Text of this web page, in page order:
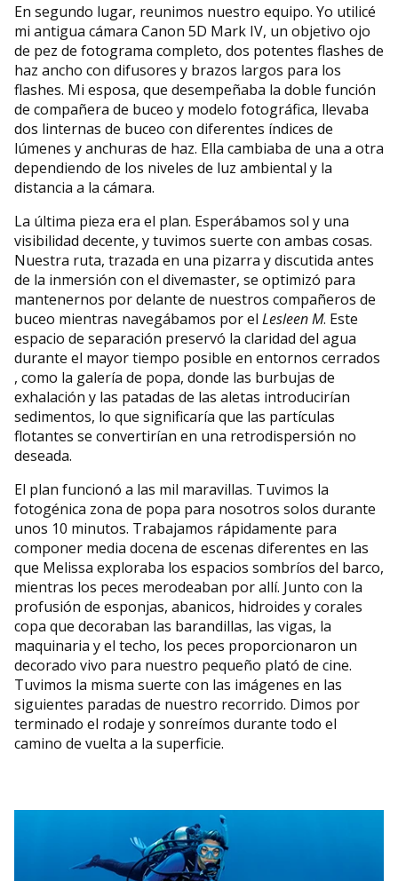
En segundo lugar, reunimos nuestro equipo. Yo utilicé
mi antigua cámara Canon 5D Mark IV, un objetivo ojo
de pez de fotograma completo, dos potentes flashes de
haz ancho con difusores y brazos largos para los
flashes. Mi esposa, que desempeñaba la doble función
de compañera de buceo y modelo fotográfica, llevaba
dos linternas de buceo con diferentes índices de
lúmenes y anchuras de haz. Ella cambiaba de una a otra
dependiendo de los niveles de luz ambiental y la
distancia a la cámara.
La última pieza era el plan. Esperábamos sol y una
visibilidad decente, y tuvimos suerte con ambas cosas.
Nuestra ruta, trazada en una pizarra y discutida antes
de la inmersión con el divemaster, se optimizó para
mantenernos por delante de nuestros compañeros de
buceo mientras navegábamos por el Lesleen M. Este
espacio de separación preservó la claridad del agua
durante el mayor tiempo posible en entornos cerrados
, como la galería de popa, donde las burbujas de
exhalación y las patadas de las aletas introducirían
sedimentos, lo que significaría que las partículas
flotantes se convertirían en una retrodispersión no
deseada.
El plan funcionó a las mil maravillas. Tuvimos la
fotogénica zona de popa para nosotros solos durante
unos 10 minutos. Trabajamos rápidamente para
componer media docena de escenas diferentes en las
que Melissa exploraba los espacios sombríos del barco,
mientras los peces merodeaban por allí. Junto con la
profusión de esponjas, abanicos, hidroides y corales
copa que decoraban las barandillas, las vigas, la
maquinaria y el techo, los peces proporcionaron un
decorado vivo para nuestro pequeño plató de cine.
Tuvimos la misma suerte con las imágenes en las
siguientes paradas de nuestro recorrido. Dimos por
terminado el rodaje y sonreímos durante todo el
camino de vuelta a la superficie.